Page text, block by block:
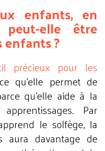
enfants, en
elle être
?
précieux pour les
qu’elle permet de
qu’elle aide à la
Par
le solfège, la
aura davantage de